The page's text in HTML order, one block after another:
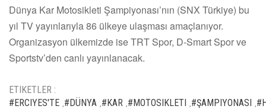
Dünya Kar Motosikleti Şampiyonası’nın (SNX Türkiye) bu
yıl TV yayınlarıyla 86 ülkeye ulaşması amaçlanıyor.
Organizasyon ülkemizde ise TRT Spor, D-Smart Spor ve
Sportstv’den canlı yayınlanacak.
ETIKETLER :
#ERCIYES'TE #DÜNYA #KAR #MOTOSIKLETI #ŞAMPIYONASI